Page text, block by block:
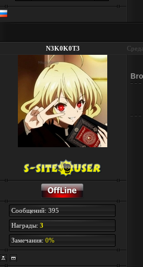
N3K0K0T3
Сообщений: 395
Награды: 3
Замечания: 0%